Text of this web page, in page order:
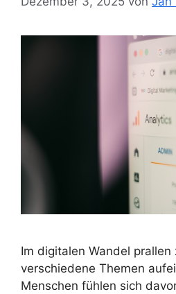
Im digitalen Wandel prallen
verschiedene Themen
Menschen fühlen sich